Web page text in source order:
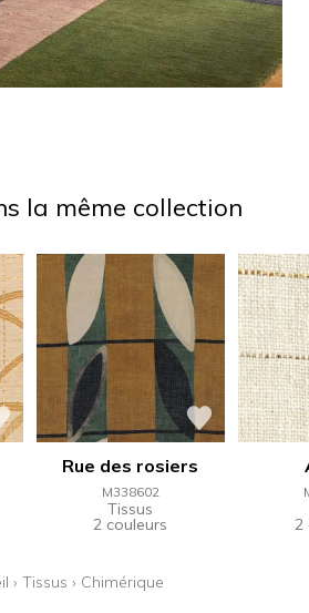
la même collection
Rue des rosiers
M338602
Tissus
2 couleurs 2
› Tissus › Chimérique